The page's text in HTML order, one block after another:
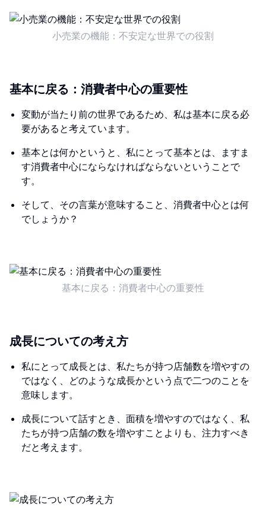
小売業の機能：不安定な世界での役割
基本に戻る：消費者中心の重要性
変動が当たり前の世界であるため、私は基本に戻る必
要があると考えています。
基本とは何かというと、私にとって基本とは、ますま
す消費者中心にならなければならないということで
す。
そして、その言葉が意味すること、消費者中心とは何
でしょうか？
基本に戻る：消費者中心の重要性
成長についての考え方
私にとって成長とは、私たちが持つ店舗数を増やすの
ではなく、どのような成長かという点で二つのことを
意味します。
成長について話すとき、面積を増やすのではなく、私
たちが持つ店舗の数を増やすことよりも、注力すべき
だと考えます。